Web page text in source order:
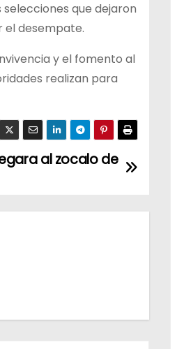
que dejaron
el desempate.
y el fomento al
realizan para
al zocalo de